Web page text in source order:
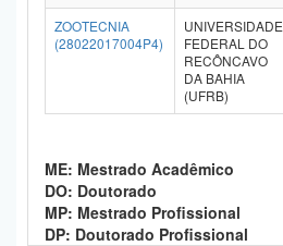
ZOOTECNIA
(28022017004P4)
UNIVERSIDADE
FEDERAL DO
RECÔNCAVO
DA BAHIA
(UFRB)
ME: Mestrado Acadêmico
DO: Doutorado
MP: Mestrado Profissional
DP: Doutorado Profissional